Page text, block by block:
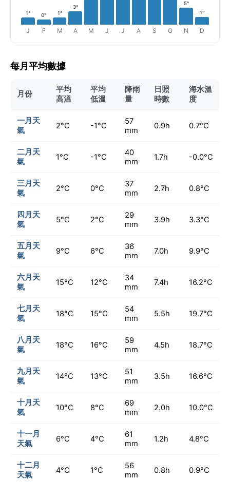
1°
J
0°
F
1°
M
3°
A M J J A S O
5°
N
1°
D
每月平均數據
月份
平均
高溫
平均
低溫
降雨
量
日照
時數
海水溫
度
一月天
氣
2°C -1°C
57
mm
0.9h 0.7°C
二月天
氣
1°C -1°C
40
mm
1.7h -0.0°C
三月天
氣
2°C 0°C
37
mm
2.7h 0.8°C
四月天
氣
5°C 2°C
29
mm
3.9h 3.3°C
五月天
氣
9°C 6°C
36
mm
7.0h 9.9°C
六月天
氣
15°C 12°C
34
mm
7.4h 16.2°C
七月天
氣
18°C 15°C
54
mm
5.5h 19.7°C
八月天
氣
18°C 16°C
59
mm
4.5h 18.7°C
九月天
氣
14°C 13°C
51
mm
3.5h 16.6°C
十月天
氣
10°C 8°C
69
mm
2.0h 10.0°C
十一月
天氣
6°C 4°C
61
mm
1.2h 4.8°C
十二月
天氣
4°C 1°C
56
mm
0.8h 0.9°C